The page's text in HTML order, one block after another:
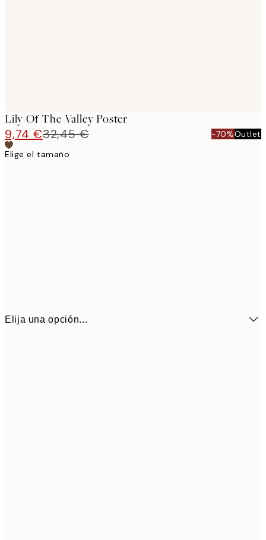
Lily Of The Valley Poster
9,74 €32,45 € -70%Outlet
Elige el tamaño
Elija una opción...